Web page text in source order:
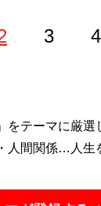
3 4
「腕時計投資新聞
期に両親が離
元手に高級腕
増やしていく
テーマに厳
人間関係…人生